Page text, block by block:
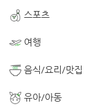
스포츠
여행
음식/요리/맛집
유아/아동